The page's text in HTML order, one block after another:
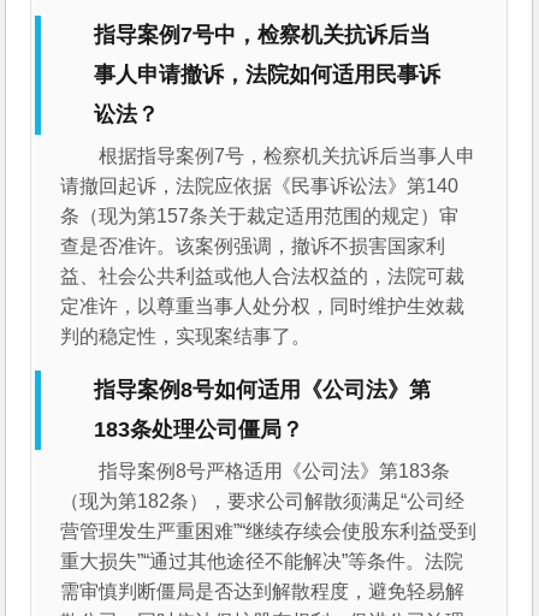
指导案例7号中，检察机关抗诉后当
事人申请撤诉，法院如何适用民事诉
讼法？
根据指导案例7号，检察机关抗诉后当事人申
请撤回起诉，法院应依据《民事诉讼法》第140
条（现为第157条关于裁定适用范围的规定）审
查是否准许。该案例强调，撤诉不损害国家利
益、社会公共利益或他人合法权益的，法院可裁
定准许，以尊重当事人处分权，同时维护生效裁
判的稳定性，实现案结事了。
指导案例8号如何适用《公司法》第
183条处理公司僵局？
指导案例8号严格适用《公司法》第183条
（现为第182条），要求公司解散须满足“公司经
营管理发生严重困难”“继续存续会使股东利益受到
重大损失”“通过其他途径不能解决”等条件。法院
需审慎判断僵局是否达到解散程度，避免轻易解